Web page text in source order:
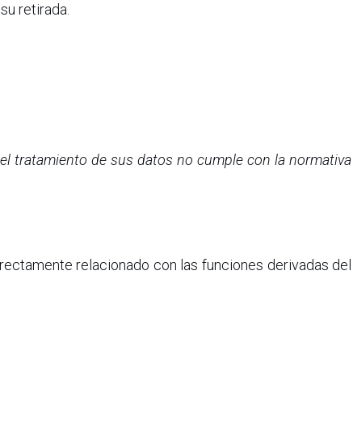
retirada.
tratamiento de sus datos no cumple con la normativa
relacionado con las funciones derivadas del